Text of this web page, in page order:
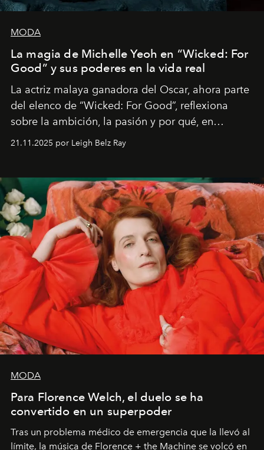
MODA
La magia de Michelle Yeoh en “Wicked: For
Good” y sus poderes en la vida real
La actriz malaya ganadora del Oscar, ahora parte
del elenco de “Wicked: For Good”, reflexiona
sobre la ambición, la pasión y por qué, en
ocasiones, la introspección puede esperar. “Es
importa si no lo entienden’”, confiesa.
21.11.2025 por Leigh Belz Ray
MODA
Para Florence Welch, el duelo se ha
convertido en un superpoder
Tras un problema médico de emergencia que la llevó al
límite, la música de Florence + the Machine se volcó en